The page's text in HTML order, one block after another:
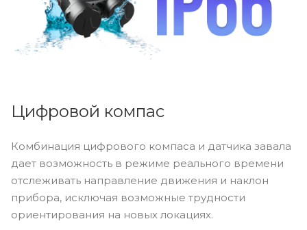
Цифровой компас
Комбинация цифрового компаса и датчика завала
дает возможность в режиме реального времени
отслеживать направление движения и наклон
прибора, исключая возможные трудности
ориентирования на новых локациях.